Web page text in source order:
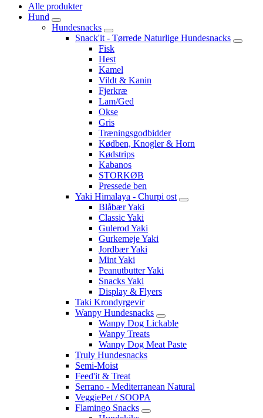
Alle produkter
Hund
Hundesnacks
Snack'it - Tørrede Naturlige Hundesnacks
Fisk
Hest
Kamel
Vildt & Kanin
Fjerkræ
Lam/Ged
Okse
Gris
Træningsgodbidder
Kødben, Knogler & Horn
Kødstrips
Kabanos
STORKØB
Pressede ben
Yaki Himalaya - Churpi ost
Blåbær Yaki
Classic Yaki
Gulerod Yaki
Gurkemeje Yaki
Jordbær Yaki
Mint Yaki
Peanutbutter Yaki
Snacks Yaki
Display & Flyers
Taki Krondyrgevir
Wanpy Hundesnacks
Wanpy Dog Lickable
Wanpy Treats
Wanpy Dog Meat Paste
Truly Hundesnacks
Semi-Moist
Feed'it & Treat
Serrano - Mediterranean Natural
VeggiePet / SOOPA
Flamingo Snacks